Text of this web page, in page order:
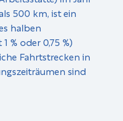
500 km, ist ein
halben
% oder 0,75 %)
Fahrtstrecken in
sind